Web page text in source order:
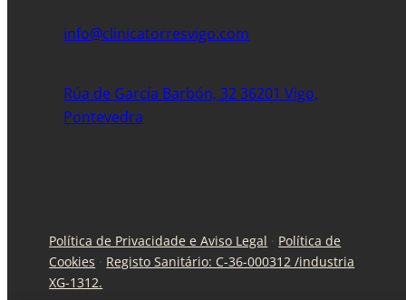
info@clinicatorresvigo.com
Rúa de García Barbón, 32 36201 Vigo,
Pontevedra
Política de Privacidade e Aviso Legal · Política de
Cookies · Registo Sanitário: C-36-000312 /industria
XG-1312.